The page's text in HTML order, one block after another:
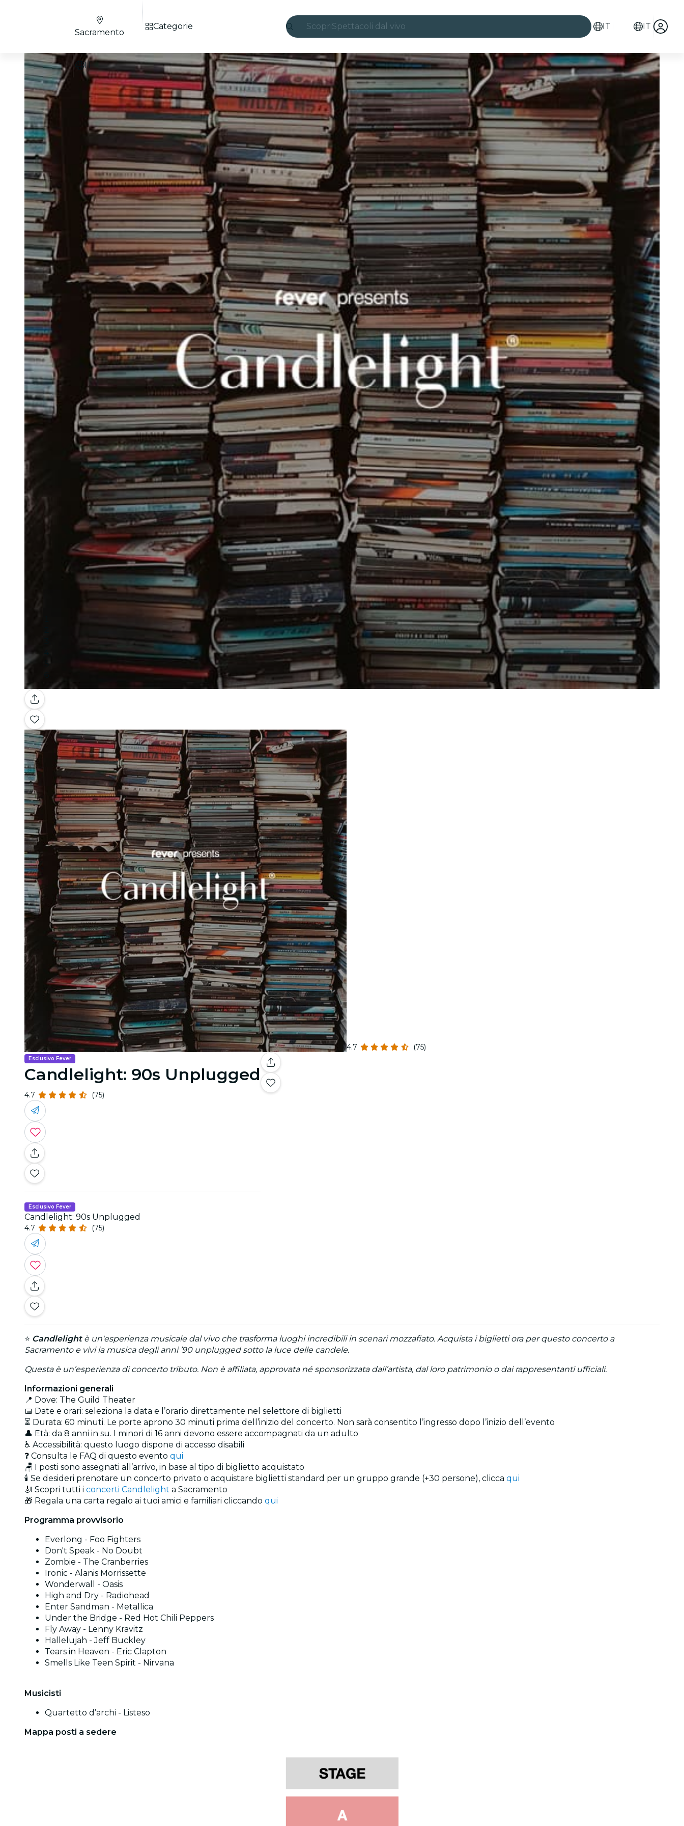
ScopriSpettacoli dal vivo
Candlelight
Londra
Esperienze e città
San Paolo
Mostre
Seoul
Tour città
Concerti
Ristoranti
Cinema
IT IT
Sacramento
IT
Categorie
Galleria
4.7 (75)
Esclusivo Fever
Candlelight: 90s Unplugged
4.7 (75)
Esclusivo Fever
Candlelight: 90s Unplugged
4.7 (75)
⭐ Candlelightè un'esperienza musicale dal vivo che trasforma luoghi incredibili in scenari mozzafiato. Acquista i biglietti ora per questo concerto a
Sacramento e vivi la musica degli anni ’90 unplugged sotto la luce delle candele.
Questa è un’esperienza di concerto tributo. Non è affiliata, approvata né sponsorizzata dall’artista, dal loro patrimonio o dai rappresentanti ufficiali.
Informazioni generali
📍 Dove: The Guild Theater
📅 Date e orari: seleziona la data e l’orario direttamente nel selettore di biglietti
⏳ Durata: 60 minuti. Le porte aprono 30 minuti prima dell’inizio del concerto. Non sarà consentito l’ingresso dopo l’inizio dell’evento
👤 Età: da 8 anni in su. I minori di 16 anni devono essere accompagnati da un adulto
♿ Accessibilità: questo luogo dispone di accesso disabili
❓ Consulta le FAQ di questo evento qui
🪑 I posti sono assegnati all’arrivo, in base al tipo di biglietto acquistato
🕯️ Se desideri prenotare un concerto privato o acquistare biglietti standard per un gruppo grande (+30 persone), clicca qui
🎻 Scopri tutti i concerti Candlelight a Sacramento
🎁 Regala una carta regalo ai tuoi amici e familiari cliccando qui
Programma provvisorio
Everlong - Foo Fighters
Don't Speak - No Doubt
Zombie - The Cranberries
Ironic - Alanis Morrissette
Wonderwall - Oasis
High and Dry - Radiohead
Enter Sandman - Metallica
Under the Bridge - Red Hot Chili Peppers
Fly Away - Lenny Kravitz
Hallelujah - Jeff Buckley
Tears in Heaven - Eric Clapton
Smells Like Teen Spirit - Nirvana
Musicisti
Quartetto d’archi - Listeso
Mappa posti a sedere